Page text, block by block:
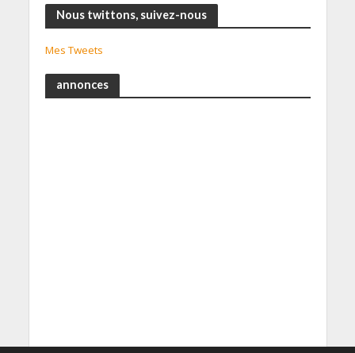
Nous twittons, suivez-nous
Mes Tweets
annonces